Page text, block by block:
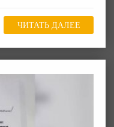
ЧИТАТЬ ДАЛЕЕ